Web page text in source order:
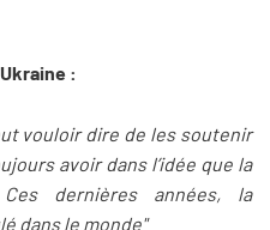
:
vouloir dire de les soutenir
avoir dans l’idée que la
dernières années, la
dans le monde"